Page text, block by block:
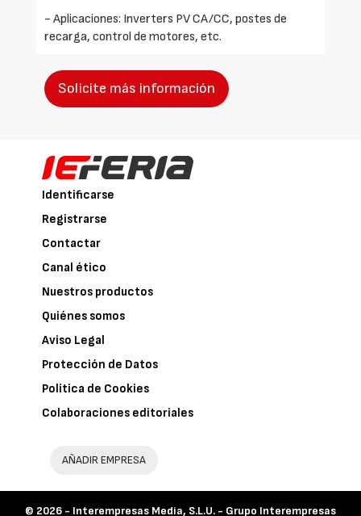
- Aplicaciones: Inverters PV CA/CC, postes de
recarga, control de motores, etc.
Solicite más información
Identificarse
Registrarse
Contactar
Canal ético
Nuestros productos
Quiénes somos
Aviso Legal
Protección de Datos
Política de Cookies
Colaboraciones editoriales
AÑADIR EMPRESA
© 2026 - Interempresas Media, S.L.U. - Grupo Interempresas